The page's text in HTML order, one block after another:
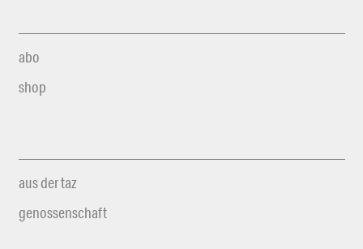
abo
shop
aus der taz
genossenschaft